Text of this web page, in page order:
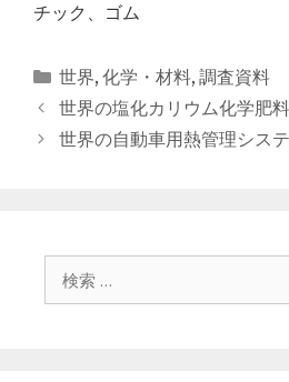
チック、ゴム
カ
テ
ゴ
世界, 化学・材料, 調査資料
投
稿
世界の塩化カリウム化学肥
世界の自動車用熱管理シス